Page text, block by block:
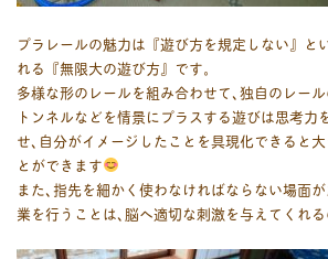
プラレールの魅力は『遊び方を規定しない』と
れる『無限大の遊び方』です。
多様な形のレールを組み合わせて､独自のレー
トンネルなどを情景にプラスする遊びは思考力
せ､自分がイメージしたことを具現化できると
とができます
また､指先を細かく使わなければならない場面
業を行うことは､脳へ適切な刺激を与えてくれ